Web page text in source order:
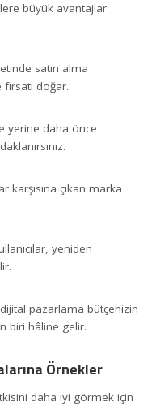
büyük avantajlar
satın alma
doğar.
yerine daha önce
karşısına çıkan marka
yeniden
pazarlama bütçenizin
biri hâline gelir.
Örnekler
daha iyi görmek için